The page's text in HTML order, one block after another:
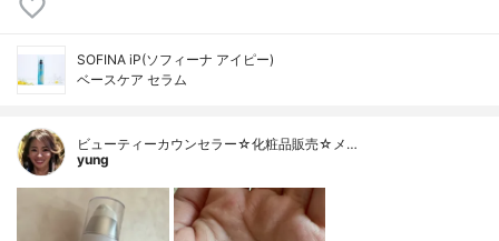
SOFINA iP(ソフィーナ アイピー)
ベースケア セラム
ビューティーカウンセラー☆化粧品販売☆メ…
yung